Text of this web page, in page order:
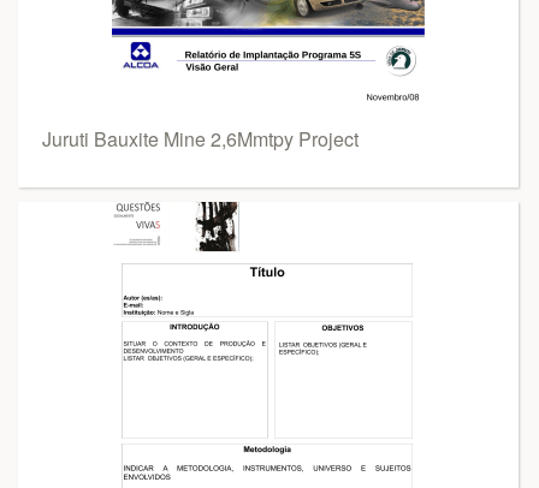
Juruti Bauxite Mine 2,6Mmtpy Project